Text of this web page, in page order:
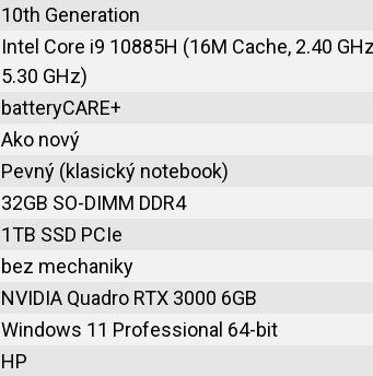
10th Generation
Intel Core i9 10885H (16M Cache, 2.40
5.30 GHz)
batteryCARE+
Ako nový
Pevný (klasický notebook)
32GB SO-DIMM DDR4
1TB SSD PCIe
bez mechaniky
NVIDIA Quadro RTX 3000 6GB
Windows 11 Professional 64-bit
HP